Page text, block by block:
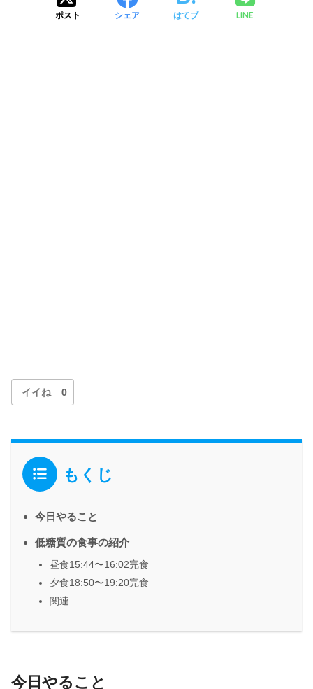
ポスト シェア はてブ LINE
イイね 0
もくじ
今日やること
低糖質の食事の紹介
昼食15:44〜16:02完食
夕食18:50〜19:20完食
関連
今日やること